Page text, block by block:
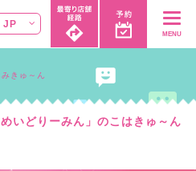
JP
MENU
いどりーみん」のこはきゅ～ん
きゅ～ん